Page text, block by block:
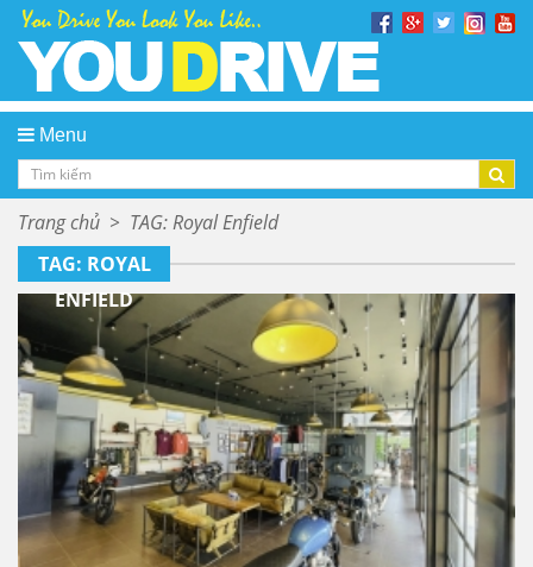
Menu
Trang chủ > TAG: Royal Enfield
TAG: ROYAL
ENFIELD